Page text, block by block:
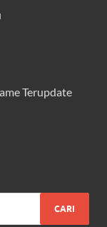
Terupdate